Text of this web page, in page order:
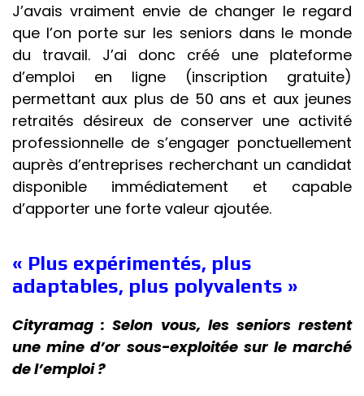
J’avais vraiment envie de changer le regard
que l’on porte sur les seniors dans le monde
du travail. J’ai donc créé une plateforme
d’emploi en ligne (inscription gratuite)
permettant aux plus de 50 ans et aux jeunes
retraités désireux de conserver une activité
professionnelle de s’engager ponctuellement
auprès d’entreprises recherchant un candidat
disponible immédiatement et capable
d’apporter une forte valeur ajoutée.
« Plus expérimentés, plus
adaptables, plus polyvalents »
Cityramag : Selon vous, les seniors restent
une mine d’or sous-exploitée sur le marché
de l’emploi ?